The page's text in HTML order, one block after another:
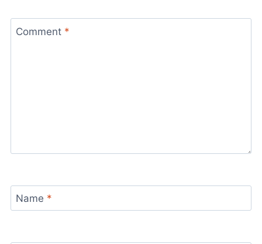
Comment *
Name *